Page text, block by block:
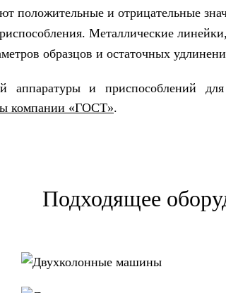
положительные и отрицательные
Металлические
образцов и остаточных
аппаратуры и приспособлений
компании «ГОСТ».
Подходящее